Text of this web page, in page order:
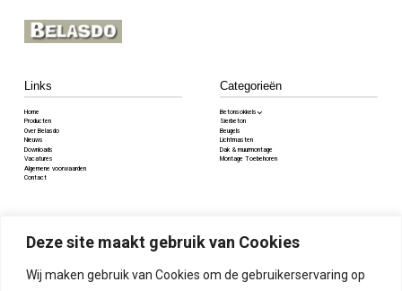
Deze site maakt gebruik van Cookies
Wij maken gebruik van Cookies om de gebruikerservaring op
Links
Home
Producten
Over Belasdo
Nieuws
Downloads
Vacatures
Algemene voorwaarden
Contact
Categorieën
Betonsokkels
Sierbeton
Beugels
Lichtmasten
Dak & muurmontage
Montage Toebehoren
info@belasdo.nl